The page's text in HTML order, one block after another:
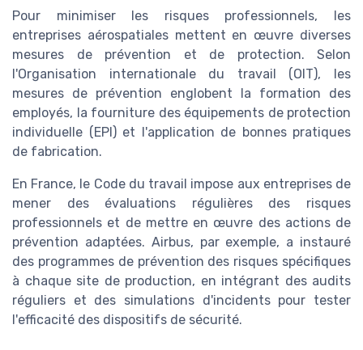
Pour minimiser les risques professionnels, les
entreprises aérospatiales mettent en œuvre diverses
mesures de prévention et de protection. Selon
l'Organisation internationale du travail (OIT), les
mesures de prévention englobent la formation des
employés, la fourniture des équipements de protection
individuelle (EPI) et l'application de bonnes pratiques
de fabrication.
En France, le Code du travail impose aux entreprises de
mener des évaluations régulières des risques
professionnels et de mettre en œuvre des actions de
prévention adaptées. Airbus, par exemple, a instauré
des programmes de prévention des risques spécifiques
à chaque site de production, en intégrant des audits
réguliers et des simulations d'incidents pour tester
l'efficacité des dispositifs de sécurité.